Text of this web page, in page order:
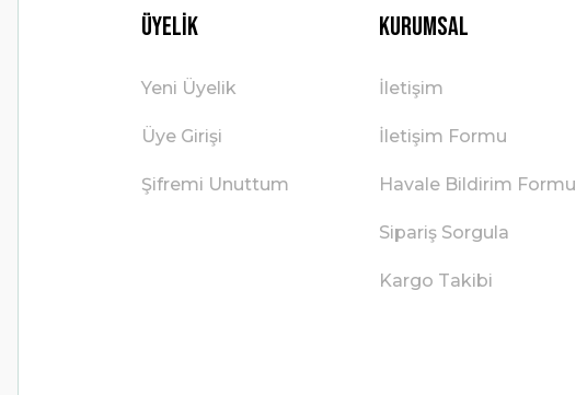
Üyelik
Yeni Üyelik
Üye Girişi
Şifremi Unuttum
Kurumsal
İletişim
İletişim Formu
Havale Bildirim Formu
Sipariş Sorgula
Kargo Takibi